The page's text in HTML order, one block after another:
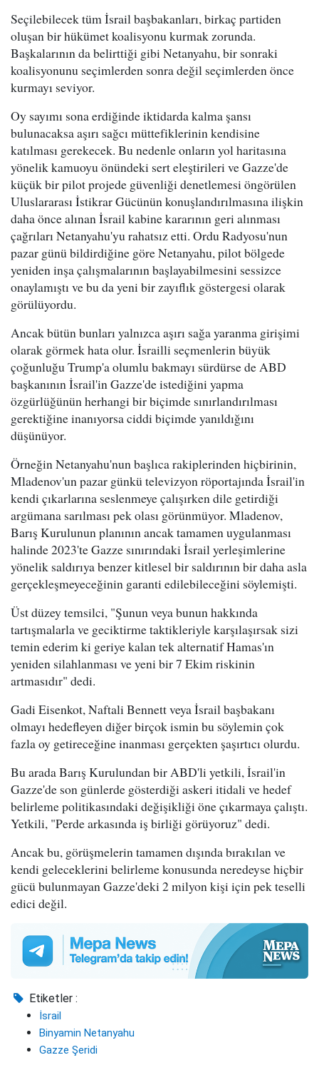
Seçilebilecek tüm İsrail başbakanları, birkaç partiden
oluşan bir hükümet koalisyonu kurmak zorunda.
Başkalarının da belirttiği gibi Netanyahu, bir sonraki
koalisyonunu seçimlerden sonra değil seçimlerden önce
kurmayı seviyor.
Oy sayımı sona erdiğinde iktidarda kalma şansı
bulunacaksa aşırı sağcı müttefiklerinin kendisine
katılması gerekecek. Bu nedenle onların yol haritasına
yönelik kamuoyu önündeki sert eleştirileri ve Gazze'de
küçük bir pilot projede güvenliği denetlemesi öngörülen
Uluslararası İstikrar Gücünün konuşlandırılmasına ilişkin
daha önce alınan İsrail kabine kararının geri alınması
çağrıları Netanyahu'yu rahatsız etti. Ordu Radyosu'nun
pazar günü bildirdiğine göre Netanyahu, pilot bölgede
yeniden inşa çalışmalarının başlayabilmesini sessizce
onaylamıştı ve bu da yeni bir zayıflık göstergesi olarak
görülüyordu.
Ancak bütün bunları yalnızca aşırı sağa yaranma girişimi
olarak görmek hata olur. İsrailli seçmenlerin büyük
çoğunluğu Trump'a olumlu bakmayı sürdürse de ABD
başkanının İsrail'in Gazze'de istediğini yapma
özgürlüğünün herhangi bir biçimde sınırlandırılması
gerektiğine inanıyorsa ciddi biçimde yanıldığını
düşünüyor.
Örneğin Netanyahu'nun başlıca rakiplerinden hiçbirinin,
Mladenov'un pazar günkü televizyon röportajında İsrail'in
kendi çıkarlarına seslenmeye çalışırken dile getirdiği
argümana sarılması pek olası görünmüyor. Mladenov,
Barış Kurulunun planının ancak tamamen uygulanması
halinde 2023'te Gazze sınırındaki İsrail yerleşimlerine
yönelik saldırıya benzer kitlesel bir saldırının bir daha asla
gerçekleşmeyeceğinin garanti edilebileceğini söylemişti.
Üst düzey temsilci, "Şunun veya bunun hakkında
tartışmalarla ve geciktirme taktikleriyle karşılaşırsak sizi
temin ederim ki geriye kalan tek alternatif Hamas'ın
yeniden silahlanması ve yeni bir 7 Ekim riskinin
artmasıdır" dedi.
Gadi Eisenkot, Naftali Bennett veya İsrail başbakanı
olmayı hedefleyen diğer birçok ismin bu söylemin çok
fazla oy getireceğine inanması gerçekten şaşırtıcı olurdu.
Bu arada Barış Kurulundan bir ABD'li yetkili, İsrail'in
Gazze'de son günlerde gösterdiği askeri itidali ve hedef
belirleme politikasındaki değişikliği öne çıkarmaya çalıştı.
Yetkili, "Perde arkasında iş birliği görüyoruz" dedi.
Ancak bu, görüşmelerin tamamen dışında bırakılan ve
kendi geleceklerini belirleme konusunda neredeyse hiçbir
gücü bulunmayan Gazze'deki 2 milyon kişi için pek teselli
edici değil.
Etiketler :
İsrail
Binyamin Netanyahu
Gazze Şeridi